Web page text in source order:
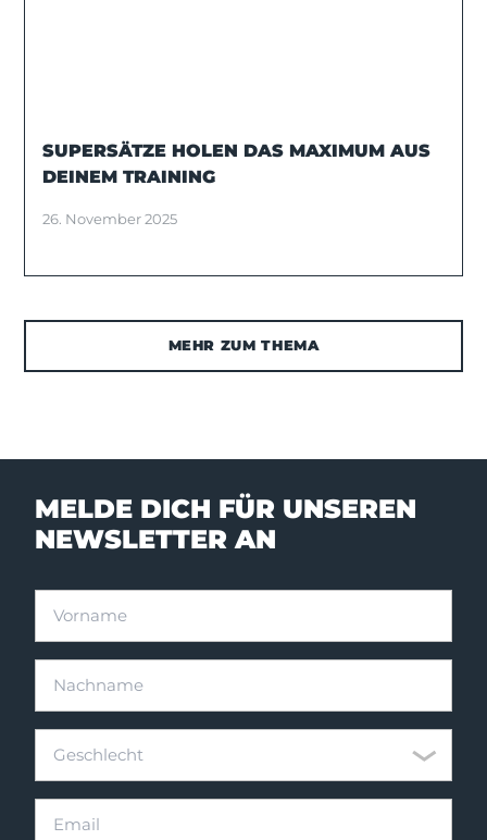
SUPERSÄTZE HOLEN DAS MAXIMUM AUS
DEINEM TRAINING
26. November 2025
MEHR ZUM THEMA
MELDE DICH FÜR UNSEREN
NEWSLETTER AN
Geschlecht